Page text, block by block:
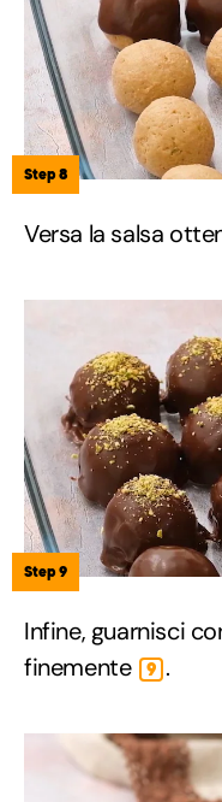
Step 8
Versa la salsa
Step 9
Infine, guarnisci
finemente
9 .